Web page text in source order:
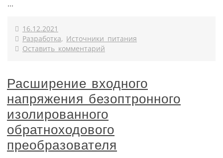
...
16.12.2021
Разработка, Источники питания
Оставить комментарий
Расширение входного
напряжения безоптронного
изолированного
обратноходового
преобразователя